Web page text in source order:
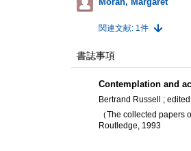
関連文献: 1件
書誌事項
Contemplation and
Bertrand Russell ;
（The collected papers
Routledge, 1993